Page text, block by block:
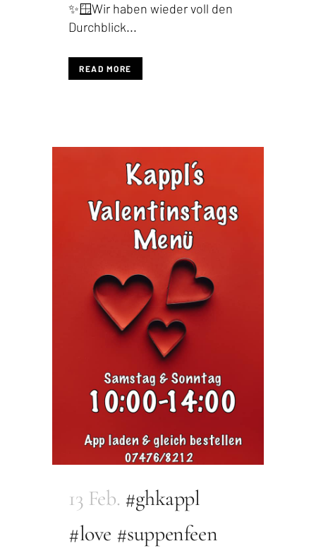
✨🪟Wir haben wieder voll den
Durchblick...
READ MORE
13 Feb. #ghkappl
#love #suppenfeen